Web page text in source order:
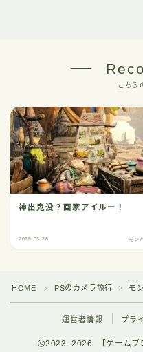
こちら
神出鬼没？画家アイルー！
2025.03.28 モン
HOME ＞ PSのカメラ旅行 ＞ モ
運営者情報 プラ
2023–2026 【ゲームブ